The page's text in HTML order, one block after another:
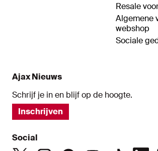
Resale
Algemene
webshop
Sociale
Ajax Nieuws
Schrijf je in en blijf op de hoogte.
Inschrijven
Social